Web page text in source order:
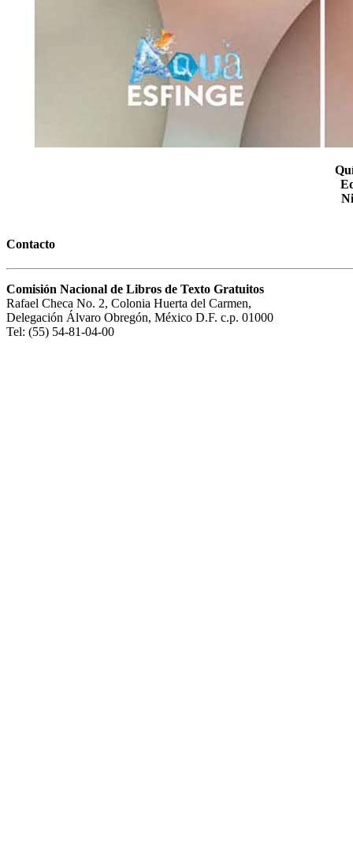
Contacto
Comisión Nacional de Libros de Texto Gratuitos
Rafael Checa No. 2, Colonia Huerta del Carmen,
Delegación Álvaro Obregón, México D.F. c.p. 01000
Tel: (55) 54-81-04-00